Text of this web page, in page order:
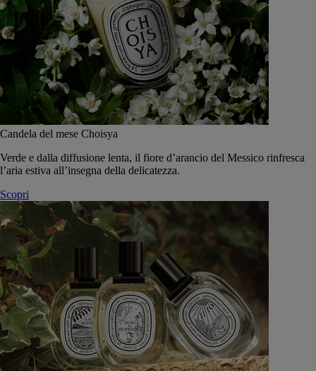
Candela del mese Choisya
Verde e dalla diffusione lenta, il fiore d’arancio del Messico rinfresca
l’aria estiva all’insegna della delicatezza.
Scopri